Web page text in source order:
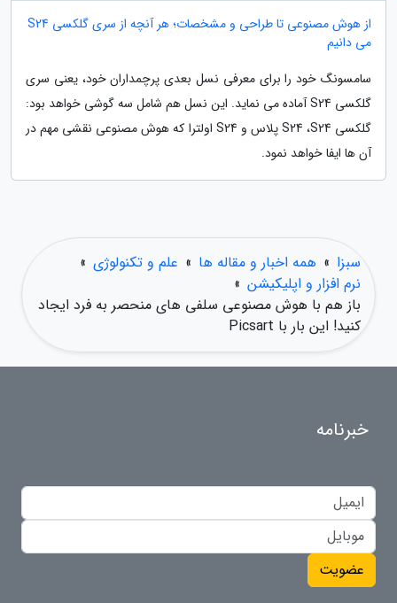
از هوش مصنوعی تا طراحی و مشخصات؛ هر آنچه از سری گلکسی S24
می دانیم
سامسونگ خود را برای معرفی نسل بعدی پرچمداران خود، یعنی سری
گلکسی S24 آماده می نماید. این نسل هم شامل سه گوشی خواهد بود:
گلکسی S24 ،S24 پلاس و S24 اولترا که هوش مصنوعی نقشی مهم در
آن ها ایفا خواهد نمود.
سبزا » همه اخبار و مقاله ها » علم و تکنولوژی »
نرم افزار و اپلیکیشن »
باز هم با هوش مصنوعی سلفی های منحصر به فرد ایجاد
کنید! این بار با Picsart
خبرنامه
عضویت